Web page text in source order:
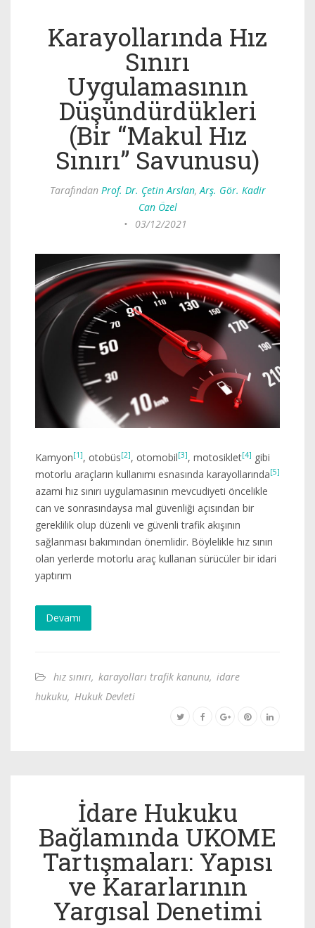
Karayollarında Hız
Sınırı
Uygulamasının
Düşündürdükleri
(Bir “Makul Hız
Sınırı” Savunusu)
Tarafından Prof. Dr. Çetin Arslan, Arş. Gör. Kadir
Can Özel
•
03/12/2021
Kamyon[1], otobüs[2], otomobil[3], motosiklet[4] gibi
motorlu araçların kullanımı esnasında karayollarında[5]
azami hız sınırı uygulamasının mevcudiyeti öncelikle
can ve sonrasındaysa mal güvenliği açısından bir
gereklilik olup düzenli ve güvenli trafik akışının
sağlanması bakımından önemlidir. Böylelikle hız sınırı
olan yerlerde motorlu araç kullanan sürücüler bir idari
yaptırım
Devamı
hız sınırı, karayolları trafik kanunu, idare
hukuku, Hukuk Devleti
İdare Hukuku
Bağlamında UKOME
Tartışmaları: Yapısı
ve Kararlarının
Yargısal Denetimi